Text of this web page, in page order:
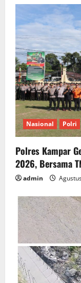
Nasional Polri
Polres Kampar
2026, Bersama
admin